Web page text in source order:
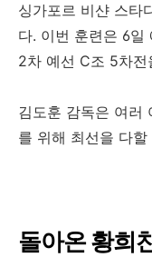
싱가포르 비샨 스타
다. 이번 훈련은 6
2차 예선 C조 5차전
김도훈 감독은 여러
를 위해 최선을 다
돌아온 황희